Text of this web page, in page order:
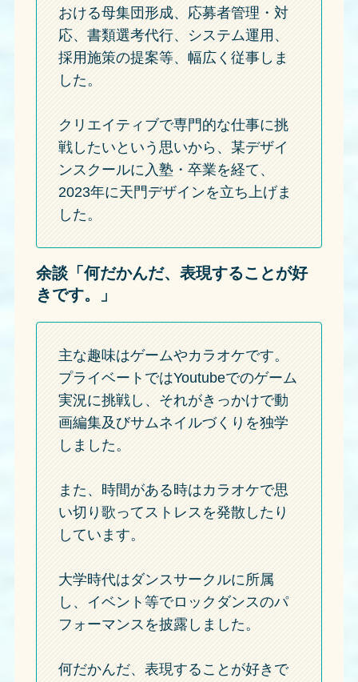
おける母集団形成、応募者管理・対
応、書類選考代行、システム運用、
採用施策の提案等、幅広く従事しま
した。
クリエイティブで専門的な仕事に挑
戦したいという思いから、某デザイ
ンスクールに入塾・卒業を経て、
2023年に天門デザインを立ち上げま
した。
余談「何だかんだ、表現することが好
きです。」
主な趣味はゲームやカラオケです。
プライベートではYoutubeでのゲーム
実況に挑戦し、それがきっかけで動
画編集及びサムネイルづくりを独学
しました。
また、時間がある時はカラオケで思
い切り歌ってストレスを発散したり
しています。
大学時代はダンスサークルに所属
し、イベント等でロックダンスのパ
フォーマンスを披露しました。
何だかんだ、表現することが好きで